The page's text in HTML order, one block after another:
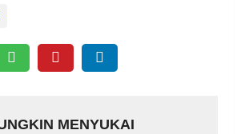
MENYUKAI